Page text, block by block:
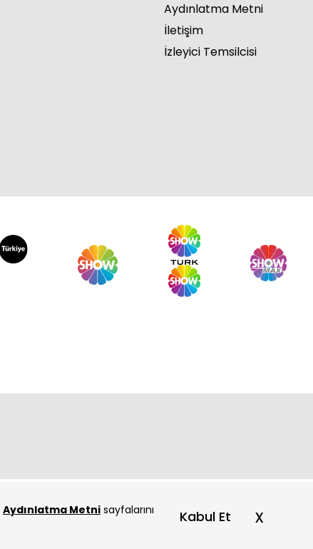
Aydınlatma Metni sayfalarını
Kabul Et x
Aydınlatma Metni
İletişim
İzleyici Temsilcisi